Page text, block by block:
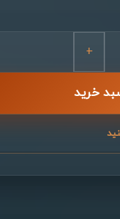
+
خرید